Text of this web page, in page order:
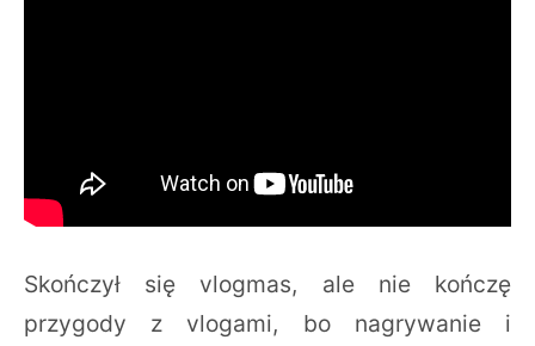
Skończył się vlogmas, ale nie kończę
przygody z vlogami, bo nagrywanie i